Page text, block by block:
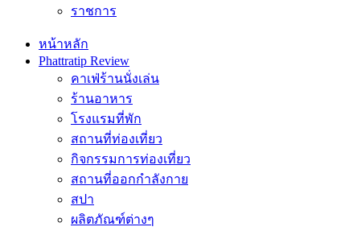
ราชการ
หน้าหลัก
Phattratip Review
คาเฟ่ร้านนั่งเล่น
ร้านอาหาร
โรงแรมที่พัก
สถานที่ท่องเที่ยว
กิจกรรมการท่องเที่ยว
สถานที่ออกกำลังกาย
สปา
ผลิตภัณฑ์ต่างๆ